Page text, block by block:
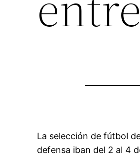
La selección de fútbol
defensa iban del 2 al 4